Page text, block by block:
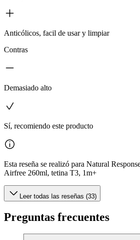
Anticólicos, facil de usar y limpiar
Contras
Demasiado alto
Sí, recomiendo este producto
Esta reseña se realizó para Natural
Airfree 260ml, tetina T3, 1m+
Leer todas las reseñas (33)
Preguntas frecuentes